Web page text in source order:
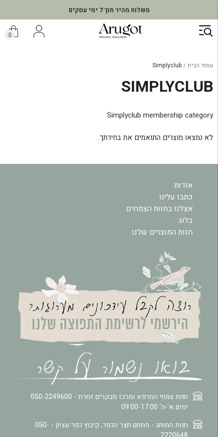
משלוח מהיר תוך 7 ימי עסקים
דילוג
לתוכן
0
עמוד הבית Simplyclub
SIMPLYCLUB
Simplyclub membership category
לא נמצאו מוצרים התואמים את בחירתך.
חוות צמחי המרפא ומרכז מבקרים זמרת - 050-2249600
ימים א’-ה’ 09:00-17:00
חנות המותג - מתחם חצר הכפר, קיבוץ כפר עציון - 050-
אודות
כתבו עלינו
אצלנו בחוות הצמחים
בלוג
חנות המוצרים שלנו